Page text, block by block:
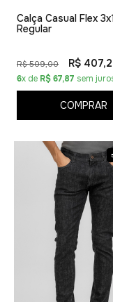
Calça Casual Flex
Regular
R$ 509,00 R$
6x de R$ 67,87 sem
COMPRAR